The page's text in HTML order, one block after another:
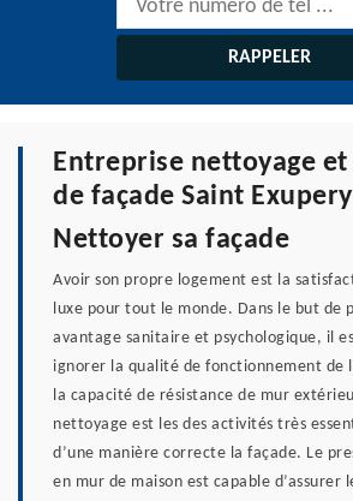
Entreprise nettoyage
de façade Saint
Nettoyer sa façade
Avoir son propre logement est la
luxe pour tout le monde. Dans le but de
avantage sanitaire et psychologique, il
ignorer la qualité de fonctionnement de
la capacité de résistance de mur
nettoyage est les des activités très
d’une manière correcte la façade. Le
en mur de maison est capable d’assurer